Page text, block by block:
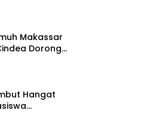
Makassar
Dorong
Hangat